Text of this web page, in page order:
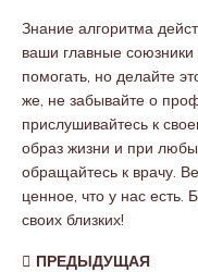
Знание алгоритма
ваши главные союзники
помогать, но делайте
же, не забывайте о
прислушивайтесь к
образ жизни и при
обращайтесь к врачу.
ценное, что у нас есть.
своих близких!
ПРЕДЫДУЩАЯ